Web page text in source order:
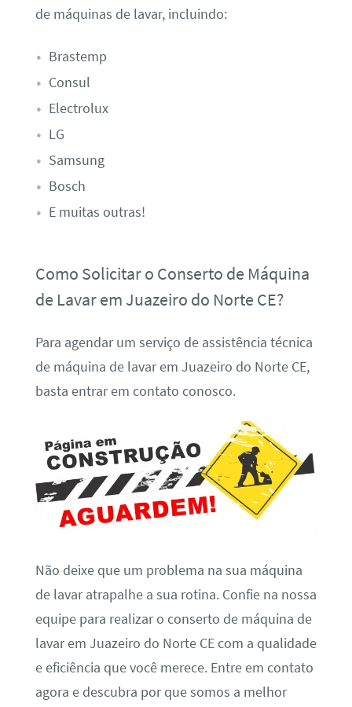
de máquinas de lavar, incluindo:
Brastemp
Consul
Electrolux
LG
Samsung
Bosch
E muitas outras!
Como Solicitar o Conserto de Máquina
de Lavar em Juazeiro do Norte CE?
Para agendar um serviço de assistência técnica
de máquina de lavar em Juazeiro do Norte CE,
basta entrar em contato conosco.
Não deixe que um problema na sua máquina
de lavar atrapalhe a sua rotina. Confie na nossa
equipe para realizar o conserto de máquina de
lavar em Juazeiro do Norte CE com a qualidade
e eficiência que você merece. Entre em contato
agora e descubra por que somos a melhor